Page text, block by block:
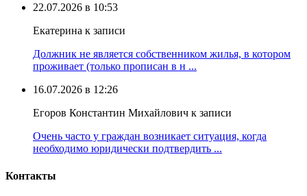
22.07.2026 в 10:53
Екатерина к записи
Должник не является собственником жилья, в котором
проживает (только прописан в н ...
16.07.2026 в 12:26
Егоров Константин Михайлович к записи
Очень часто у граждан возникает ситуация, когда
необходимо юридически подтвердить ...
Контакты